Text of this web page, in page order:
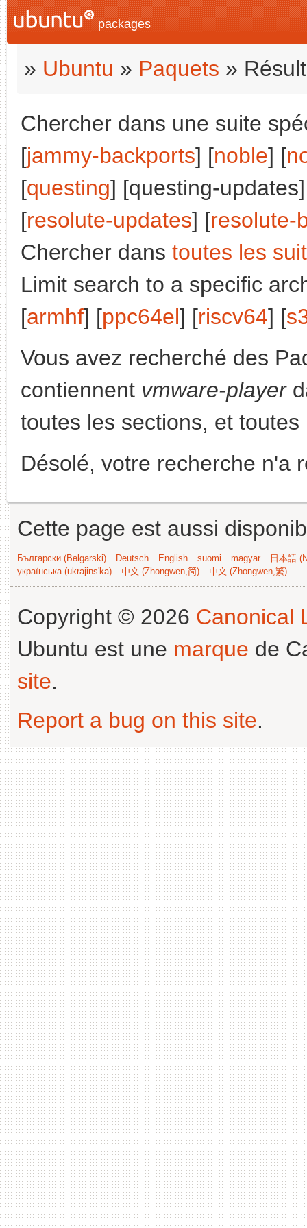
packages
» Ubuntu » Paquets »
Chercher dans une suite
[jammy-backports] [noble] [
[questing] [questing-
[resolute-updates] [resolute-
Chercher dans toutes les
Limit search to a specific
[armhf] [ppc64el] [riscv64] [
Vous avez recherché des
contiennent vmware-player
toutes les sections, et
Désolé, votre recherche n'a
Cette page est aussi
Български (Bəlgarski) Deutsch English suomi magyar
日本語
українська (ukrajins'ka)
中文 (Zhongwen,简) 中文 (Zhongwen,繁)
Copyright © 2026 Canonical
Ubuntu est une marque de
site.
Report a bug on this site.